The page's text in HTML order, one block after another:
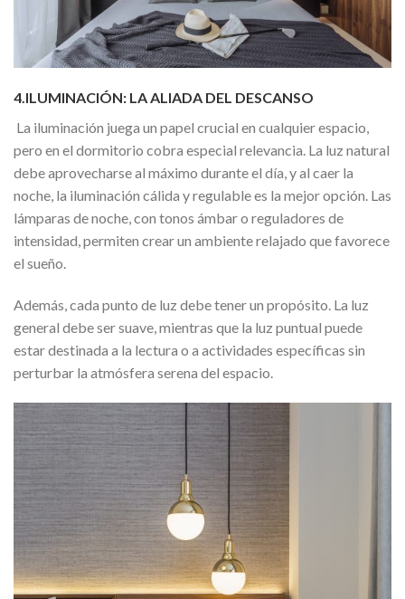
4.ILUMINACIÓN: LA ALIADA DEL DESCANSO
La iluminación juega un papel crucial en cualquier espacio,
pero en el dormitorio cobra especial relevancia. La luz natural
debe aprovecharse al máximo durante el día, y al caer la
noche, la iluminación cálida y regulable es la mejor opción. Las
lámparas de noche, con tonos ámbar o reguladores de
intensidad, permiten crear un ambiente relajado que favorece
el sueño.
Además, cada punto de luz debe tener un propósito. La luz
general debe ser suave, mientras que la luz puntual puede
estar destinada a la lectura o a actividades específicas sin
perturbar la atmósfera serena del espacio.